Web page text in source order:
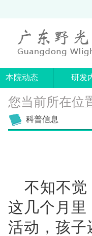
本院动态 研发
您当前所在位
科普信息
不知不觉
这几个月里
活动，孩子